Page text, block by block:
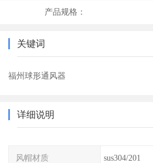
产品规格：
关键词
福州球形通风器
详细说明
风帽材质 sus304/201